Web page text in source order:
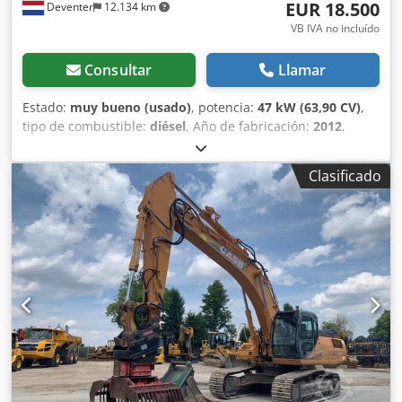
Deventer 12.134 km EUR 18.500
VB IVA no incluído
Consultar Llamar
Estado: muy bueno (usado), potencia: 47 kW (63,90 CV),
tipo de combustible: diésel, Año de fabricación: 2012,
1.060 h
adicionales = - Control con 2 pedales - Cabina cerrada =
Notas = Serie CASE 121E, modelo 3 – Año de fabricación:
2012 – 1.060 horas de funcionamiento Pala cargadora de la
serie CASE 121E, modelo 3, año de fabricación: 2012. La
máquina se encuentra en buen estado y solo tiene 1.060
horas de funcionamiento. La máquina se encuentra en
buen estado tanto a nivel técnico como estético. Es
adecuada para una amplia gama de aplicaciones y está
lista para su uso inmediato. Características: * Año de
fabricación: 2012 * Solo 1.060 horas de funcionamiento *
Buen estado técnico y estético * Lista para su uso
inmediato Para obtener más información o concertar una
cita para una visita, no dude en ponerse en contacto con
Clasificado